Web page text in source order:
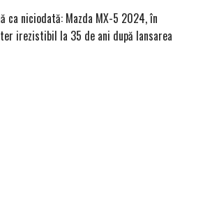
ca niciodată: Mazda MX-5 2024, în
irezistibil la 35 de ani după lansarea